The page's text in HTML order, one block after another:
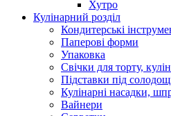
Хутро
Кулінарний розділ
Кондитерські
Паперові форми
Упаковка
Свічки для торту,
Підставки під
Кулінарні насадки,
Вайнери